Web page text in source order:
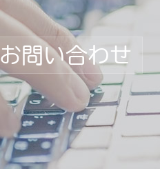
お問い合わせ